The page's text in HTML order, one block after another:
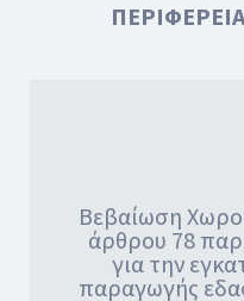
Βεβαίωση
άρθρου 78
για την
παραγωγής